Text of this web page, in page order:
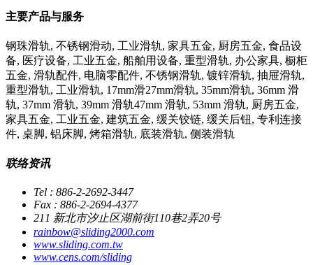
主要产品与服务
钢珠滑轨, 不锈钢滑动, 工业滑轨, 家具五金, 厨房五金, 食品设
备, 医疗设备, 工业五金, 船舶用设备, 重型滑轨, 办公家具, 橱柜
五金, 滑轨配件, 电脑零配件, 不锈钢滑轨, 镀锌滑轨, 抽屉滑轨,
重型滑轨, 工业滑轨, 17mm滑27mm滑轨, 35mm滑轨, 36mm 滑
轨, 37mm 滑轨, 39mm 滑轨47mm 滑轨, 53mm 滑轨, 厨房五金,
家具五金, 工业五金, 建筑五金, 缓关铰链, 缓关后钮, 专利连接
件, 桌脚, 铝床脚, 烤箱滑轨, 底装滑轨, 侧装滑轨
联络资讯
Tel : 886-2-2692-3447
Fax : 886-2-2694-4377
211 新北市汐止区湖前街110巷2弄20号
rainbow@sliding2000.com
www.sliding.com.tw
www.cens.com/sliding